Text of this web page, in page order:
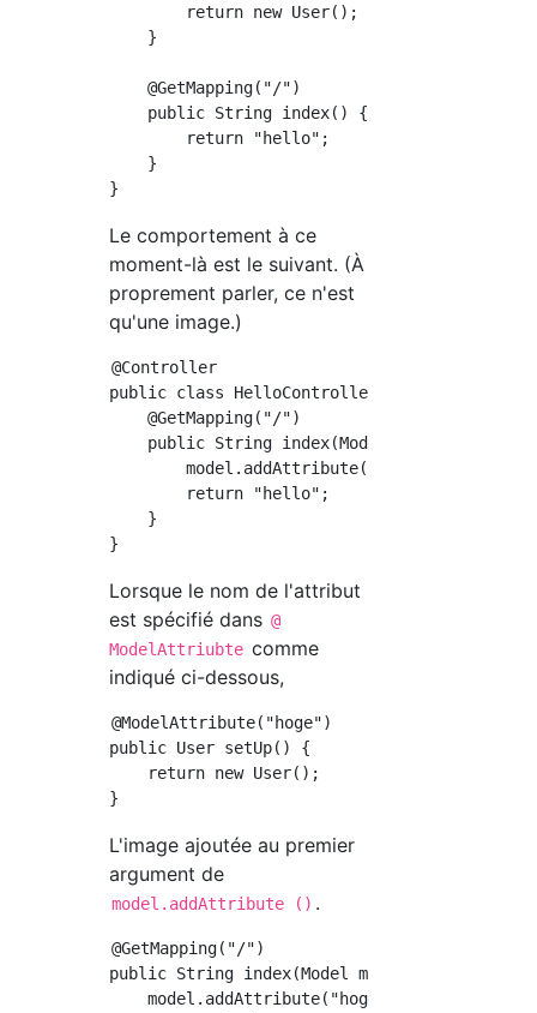
        return new User();
    }
    @GetMapping("/")
    public String index() {
        return "hello";
    }
Le comportement à ce
moment-là est le suivant. (À
proprement parler, ce n'est
qu'une image.)
@Controller
public class HelloController {
    @GetMapping("/")
    public String index(Model model) {
        model.addAttribute(new User());
        return "hello";
    }
Lorsque le nom de l'attribut
est spécifié dans @
ModelAttriubte comme
indiqué ci-dessous,
@ModelAttribute("hoge")
public User setUp() {
    return new User();
L'image ajoutée au premier
argument de
model.addAttribute () .
@GetMapping("/")
public String index(Model model) {
    model.addAttribute("hoge", new User());